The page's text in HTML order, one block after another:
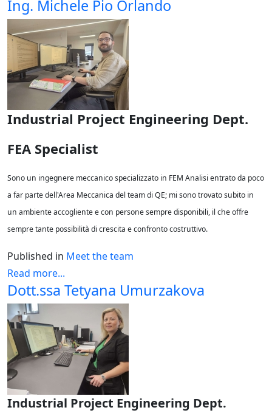
Ing. Michele Pio Orlando
Industrial Project Engineering Dept.
FEA Specialist
Sono un ingegnere meccanico specializzato in FEM Analisi entrato da poco
a far parte dell'Area Meccanica del team di QE; mi sono trovato subito in
un ambiente accogliente e con persone sempre disponibili, il che offre
sempre tante possibilità di crescita e confronto costruttivo.
Published in Meet the team
Read more...
Dott.ssa Tetyana Umurzakova
Industrial Project Engineering Dept.